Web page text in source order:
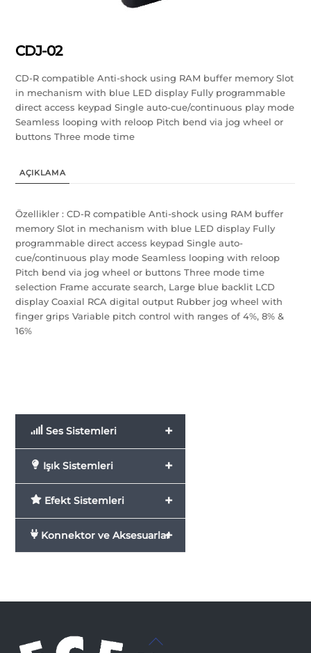
CDJ-02
CD-R compatible Anti-shock using RAM buffer memory Slot
in mechanism with blue LED display Fully programmable
direct access keypad Single auto-cue/continuous play mode
Seamless looping with reloop Pitch bend via jog wheel or
buttons Three mode time
AÇIKLAMA
Özellikler : CD-R compatible Anti-shock using RAM buffer
memory Slot in mechanism with blue LED display Fully
programmable direct access keypad Single auto-
cue/continuous play mode Seamless looping with reloop
Pitch bend via jog wheel or buttons Three mode time
selection Frame accurate search, Large blue backlit LCD
display Coaxial RCA digital output Rubber jog wheel with
finger grips Variable pitch control with ranges of 4%, 8% &
16%
+
Ses Sistemleri
+
Işık Sistemleri
+
Efekt Sistemleri
+
Konnektor ve Aksesuarlar
Back